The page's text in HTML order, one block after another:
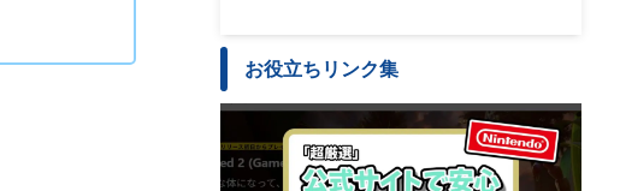
お役立ちリンク集